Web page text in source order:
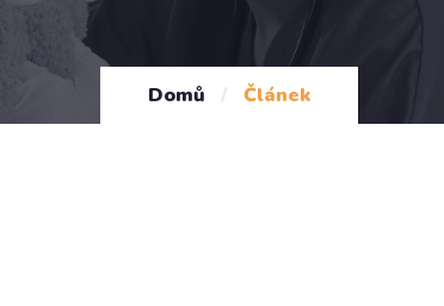
Domů / Článek